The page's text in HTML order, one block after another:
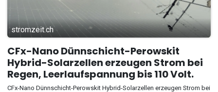
stromzeit.ch
CFx-Nano Dünnschicht-Perowskit
Hybrid-Solarzellen erzeugen Strom bei
Regen, Leerlaufspannung bis 110 Volt.
CFx-Nano Dünnschicht-Perowskit Hybrid-Solarzellen erzeugen Strom bei